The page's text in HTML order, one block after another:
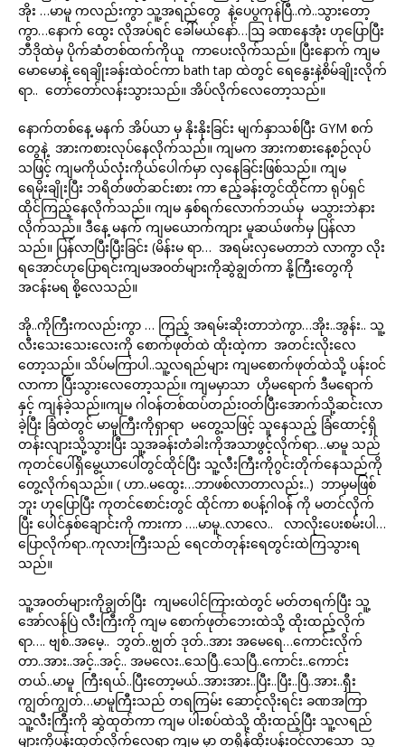
အိုး …မာမူ ကလည်းကွာ သူ့အရည်တွေ နဲ့ပေပွကုန်ပြီ..ကဲ..သွားတော့
ကွာ…နောက် ထွေး လိုအပ်ရင် ခေါ်မယ်နော်…ဩ ခဏနေအုံး ဟုပြောပြီး
ဘီဒိုထဲမှ ပိုက်ဆံတစ်ထက်ကိုယူ ကာပေးလိုက်သည်။ ပြီးနောက် ကျမ
မောမောနဲ့ ရေချိုးခန်းထဲဝင်ကာ bath tap ထဲတွင် ရေနွေးနဲ့စိမ်ချိုးလိုက်
ရာ.. တော်တော်လန်းသွားသည်။ အိပ်လိုက်လေတော့သည်။
နောက်တစ်နေ့ မနက် အိပ်ယာ မှ နိုးနိုးခြင်း မျက်နှာသစ်ပြီး GYM စက်
တွေနဲ့ အားကစားလုပ်နေလိုက်သည်။ ကျမက အားကစားနေ့စဉ်လုပ်
သဖြင့် ကျမကိုယ်လုံးကိုယ်ပေါက်မှာ လှနေခြင်းဖြစ်သည်။ ကျမ
ရေမိုးချိုးပြီး ဘရိတ်ဖတ်ဆင်းစား ကာ ဧည့်ခန်းတွင်ထိုင်ကာ ရုပ်ရှင်
ထိုင်ကြည့်နေလိုက်သည်။ ကျမ နှစ်ရက်လောက်ဘယ်မှ မသွားဘဲနား
လိုက်သည်။ ဒီနေ့ မနက် ကျမယောက်ကျား မူဆယ်ဖက်မှ ပြန်လာ
သည်။ ပြန်လာပြီးပြီးခြင်း (မိန်းမ ရာ… အရမ်းလှမေတာဘဲ လာကွာ လိုး
ရအောင်ဟုပြောရင်းကျမအဝတ်များကိုဆွဲချွတ်ကာ နို့ကြီးတွေကို
အငန်းမရ စို့လေသည်။
အို..ကိုကြီးကလည်းကွာ … ကြည့် အရမ်းဆိုးတာဘဲကွာ…အိုး..အွန်း.. သူ့
လီးသေးသေးလေးကို စောက်ဖုတ်ထဲ ထိုးထဲ့ကာ အတင်းလိုးလေ
တော့သည်။ သိပ်မကြာပါ..သူ့လရည်များ ကျမစောက်ဖုတ်ထဲသို့ ပန်းဝင်
လာကာ ပြီးသွားလေတော့သည်။ ကျမမှာသာ ဟိုမရောက် ဒီမရောက်
နှင့် ကျန်ခဲ့သည်။ကျမ ဂါဝန်တစ်ထပ်တည်းဝတ်ပြီးအောက်သို့ဆင်းလာ
ခဲ့ပြီး ခြံထဲတွင် မာမူကြီးကိုရှာရာ မတွေ့သဖြင့် သူနေသည့် ခြံထောင့်ရှိ
တန်းလျားသို့သွားပြီး သူ့အခန်းတံခါးကိုအသာဖွင့်လိုက်ရာ…မာမူ သည်
ကုတင်ပေါ်ရှိမွေ့ယာပေါ်တွင်ထိုင်ပြီး သူ့လီးကြီးကိုဂွင်းတိုက်နေသည်ကို
တွေ့လိုက်ရသည်။ ( ဟာ..မထွေး…ဘာဖစ်လာတာလည်း..) ဘာမှမဖြစ်
ဘူး ဟုပြောပြီး ကုတင်စောင်းတွင် ထိုင်ကာ စပန့်ဂါဝန် ကို မတင်လိုက်
ပြီး ပေါင်နှစ်ချောင်းကို ကားကာ ….မာမူ..လာလေ.. လာလိုးပေးစမ်းပါ…
ပြောလိုက်ရာ..ကုလားကြီးသည် ရေငတ်တုန်းရေတွင်းထဲကြသွားရ
သည်။
သူ့အဝတ်များကိုချွတ်ပြီး ကျမပေါင်ကြားထဲတွင် မတ်တရက်ပြီး သူ့
အော်လန်ပြဲ လီးကြီးကို ကျမ စောက်ဖုတ်ဘေးထဲသို့ ထိုးထည့်လိုက်
ရာ…. ဗျစ်..အမေ့.. ဘွတ်..ဗျွတ် ဒုတ်..အား အမေရေ…ကောင်းလိုက်
တာ..အား..အင့်..အင့်.. အမလေး..သေပြီ..သေပြီ..ကောင်း..ကောင်း
တယ်..မာမူ ကြီးရယ်..ပြီးတော့မယ်..အားအား..ပြီး..ပြီး..ပြီ..အား..ရှီး
ကျွတ်ကျွတ်…မာမူကြီးသည် တရကြမ်း ဆောင့်လိုးရင်း ခဏအကြာ
သူ့လီးကြီးကို ဆွဲထုတ်ကာ ကျမ ပါးစပ်ထဲသို့ ထိုးထည့်ပြီး သူ့လရည်
များကိုပန်းထုတ်လိုက်လေရာ ကျမ မှာ တရှိန်ထိုးပန်းဝင်လာသော သူ့